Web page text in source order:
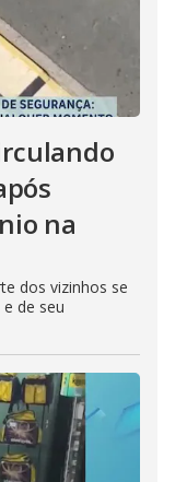
na
dos vizinhos se
de seu